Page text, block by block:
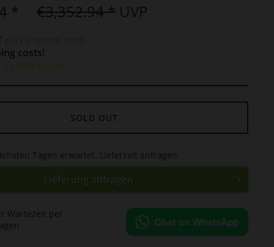
* €3,352.94 * UVP
plus shipping costs
costs!
Workdays
SOLD OUT
Tagen erwartet. Lieferzeit anfragen
Lieferung anfragen
Wartezeit per